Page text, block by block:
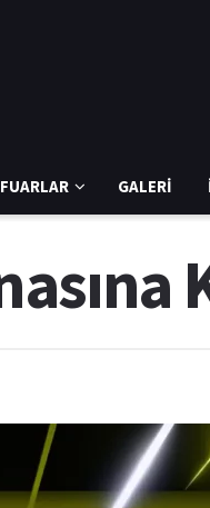
FUARLAR GALERI